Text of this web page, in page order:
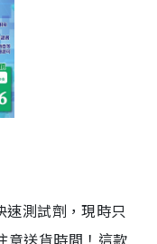
測試劑，現時只
意送貨時間！這款